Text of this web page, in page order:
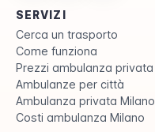
SERVIZI
Cerca un trasporto
Come funziona
Prezzi ambulanza privata
Ambulanze per città
Ambulanza privata Milano
Costi ambulanza Milano